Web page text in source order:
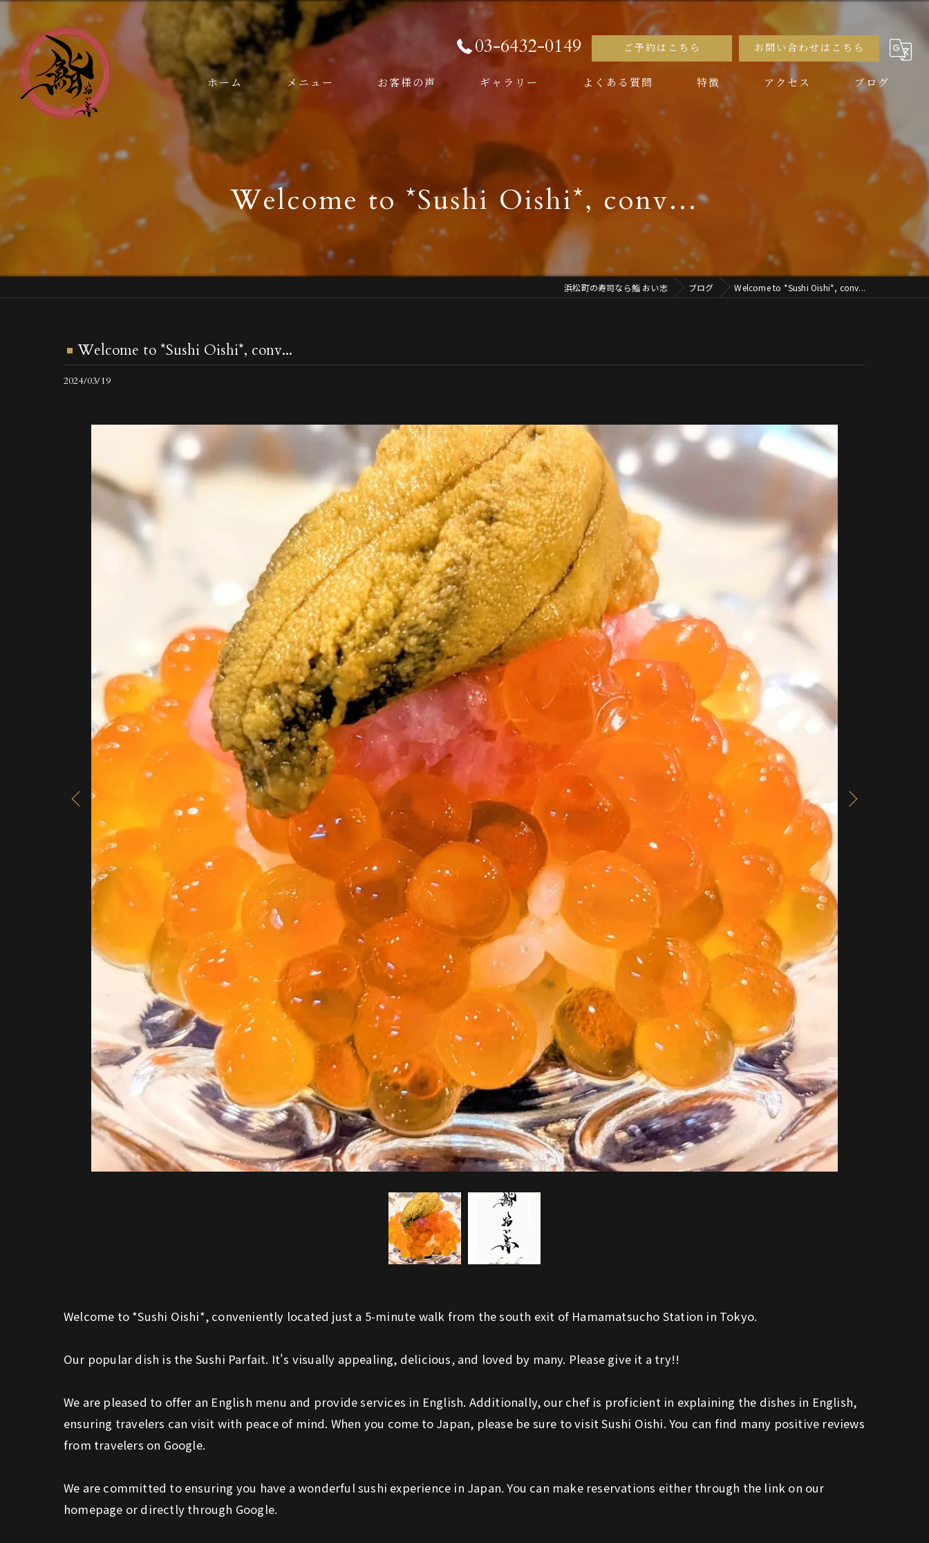
03-6432-0149 ご予約はこちら お問い合わせはこちら
ホーム メニュー お客様の声 ギャラリー よくある質問 特徴
コース
お酒
アクセス ブログ
Welcome to *Sushi Oishi*, conv...
浜松町の寿司なら鮨 おい志 ブログ Welcome to *Sushi Oishi*, conv...
Welcome to *Sushi Oishi*, conv...
2024/03/19
Welcome to *Sushi Oishi*, conveniently located just a 5-minute walk from the south exit of Hamamatsucho Station in Tokyo.
Our popular dish is the Sushi Parfait. It's visually appealing, delicious, and loved by many. Please give it a try!!
We are pleased to offer an English menu and provide services in English. Additionally, our chef is proficient in explaining the dishes in English,
ensuring travelers can visit with peace of mind. When you come to Japan, please be sure to visit Sushi Oishi. You can find many positive reviews
from travelers on Google.
We are committed to ensuring you have a wonderful sushi experience in Japan. You can make reservations either through the link on our
homepage or directly through Google.